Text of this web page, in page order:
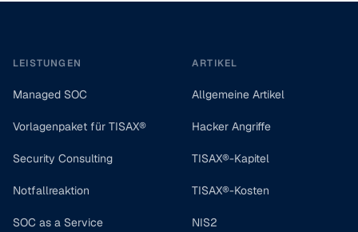
LEISTUNGEN
Managed SOC
Vorlagenpaket für TISAX®
Security Consulting
Notfallreaktion
SOC as a Service
ARTIKEL
Allgemeine Artikel
Hacker Angriffe
TISAX®-Kapitel
TISAX®-Kosten
NIS2